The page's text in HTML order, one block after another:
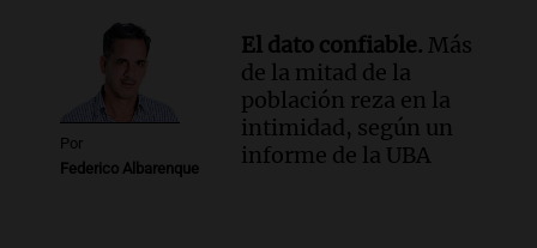
Por
Federico Albarenque
El dato confiable. Más
de la mitad de la
población reza en la
intimidad, según un
informe de la UBA